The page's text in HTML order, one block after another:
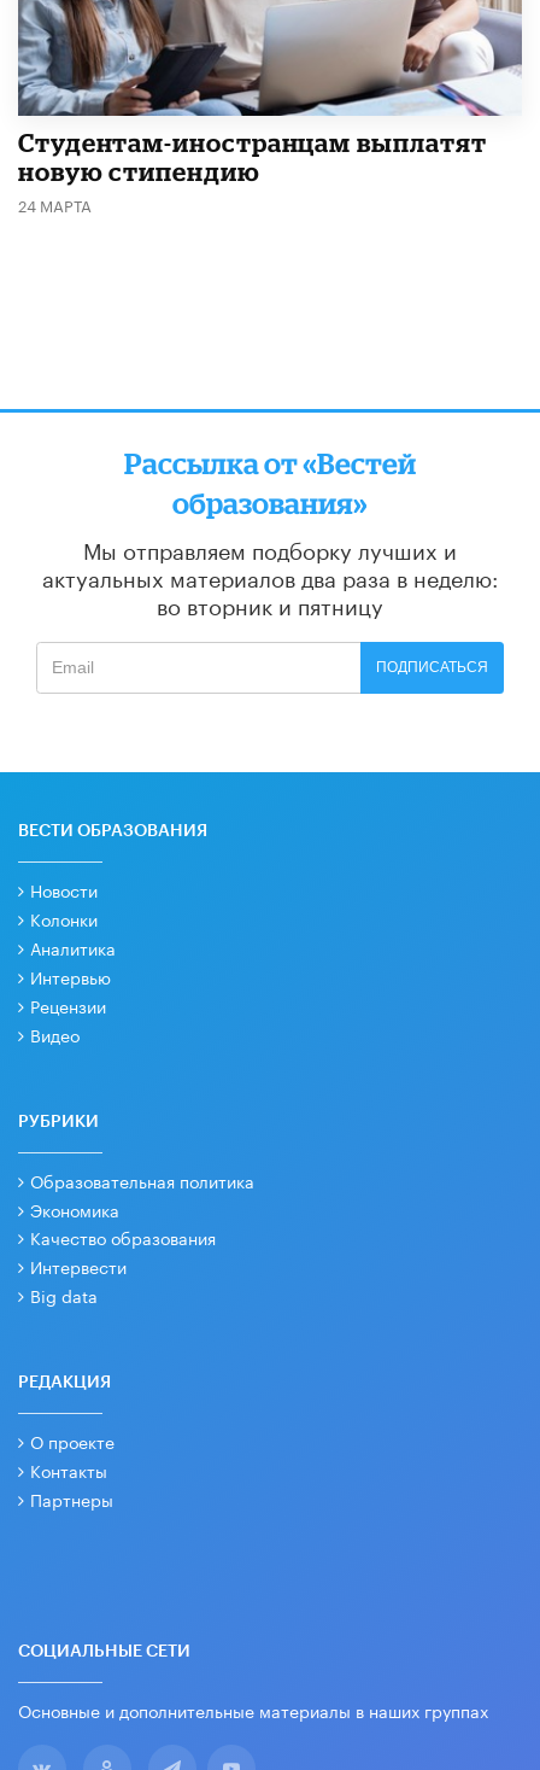
Студентам-иностранцам выплатят
новую стипендию
24 МАРТА
Рассылка от «Вестей
образования»
Мы отправляем подборку лучших и
актуальных материалов два раза в неделю:
во вторник и пятницу
ПОДПИСАТЬСЯ
ВЕСТИ ОБРАЗОВАНИЯ
Новости
Колонки
Аналитика
Интервью
Рецензии
Видео
РУБРИКИ
Образовательная политика
Экономика
Качество образования
Интервести
Big data
РЕДАКЦИЯ
О проекте
Контакты
Партнеры
СОЦИАЛЬНЫЕ СЕТИ
Основные и дополнительные материалы в наших группах